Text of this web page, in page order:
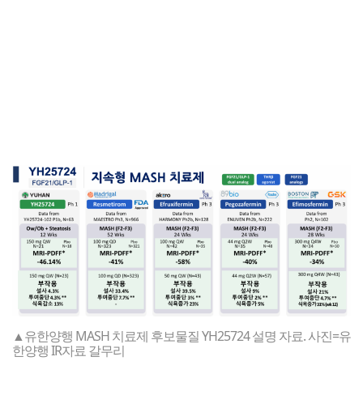
▲유한양행 MASH 치료제 후보물질 YH25724 설명 자료. 사진=유
한양행 IR자료 갈무리